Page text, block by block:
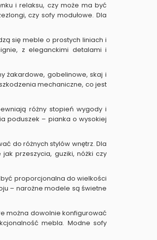
i relaksu, czy może ma być
czy sofy modułowe. Dla
się meble o prostych liniach i
z eleganckimi detalami i
żakardowe, gobelinowe, skaj i
mechaniczne, co jest
różny stopień wygody i
poduszek – pianka o wysokiej
do różnych stylów wnętrz. Dla
przeszycia, guziki, nóżki czy
proporcjonalna do wielkości
– narożne modele są świetne
można dowolnie konfigurować
mebla. Modne sofy